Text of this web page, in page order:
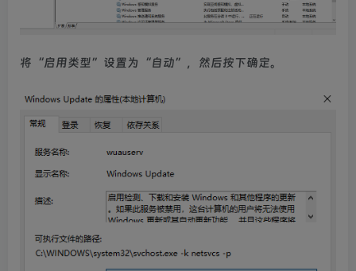
将“启用类型”设置为“自动”，然后按下确定。